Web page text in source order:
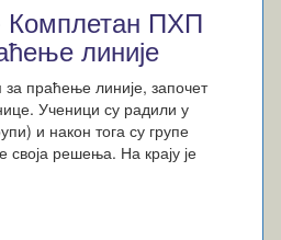
Комплетан ПХП
линије
праћење линије, започет
Ученици су радили у
и након тога су групе
своја решења. На крају је